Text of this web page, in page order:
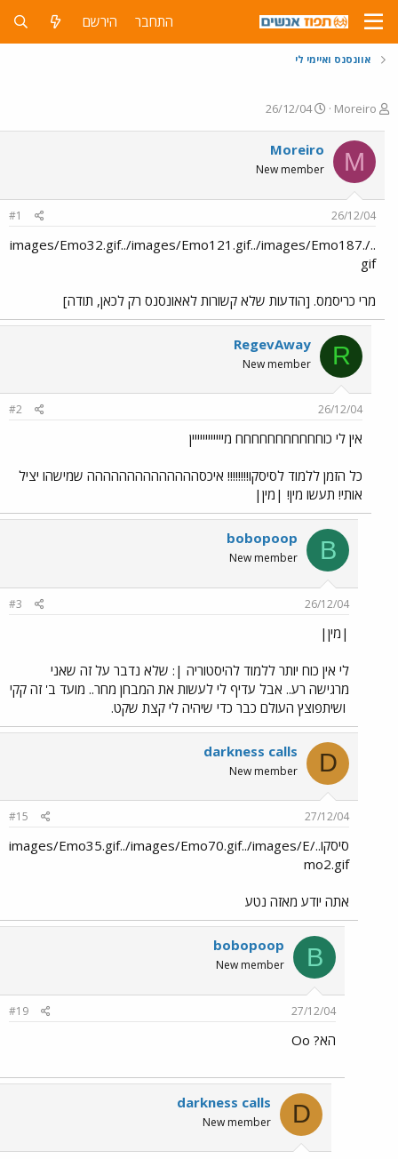
התחבר הירשם
אוונסנס ואיימי לי
פ
ח
ה
ו
ש
Moreiro
פ
ס
ם
ת
י
26/12/04
M
Moreiro
New member
26/12/04
#1
../images/Emo32.gif../images/Emo121.gif../images/Emo187.
gif
מרי כריסמס. [הודעות שלא קשורות לאאונסנס רק לכאן, תודה]
R
RegevAway
New member
26/12/04
#2
אין לי כוחחחחחחחחחחח מיייייייייייין
כל הזמן ללמוד לסיסקו!!!!!!!! איכסהההההההההההההה שמישהו יציל
אותי! תעשו מין! |מין|
B
bobopoop
New member
26/12/04
#3
|מין|
לי אין כוח יותר ללמוד להיסטוריה |: שלא נדבר על זה שאני
מרגישה רע.. אבל עדיף לי לעשות את המבחן מחר.. מועד ב' זה קקי
ושיתפוצץ העולם כבר כדי שיהיה לי קצת שקט.
D
darkness calls
New member
27/12/04
#15
סיסקו../images/Emo35.gif../images/Emo70.gif../images/E
mo2.gif
אתה יודע מאזה נטע
B
bobopoop
New member
27/12/04
#19
הא? Oo
D
darkness calls
New member